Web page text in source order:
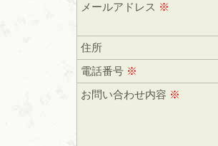
メールアドレス ※
住所
電話番号 ※
お問い合わせ内容 ※